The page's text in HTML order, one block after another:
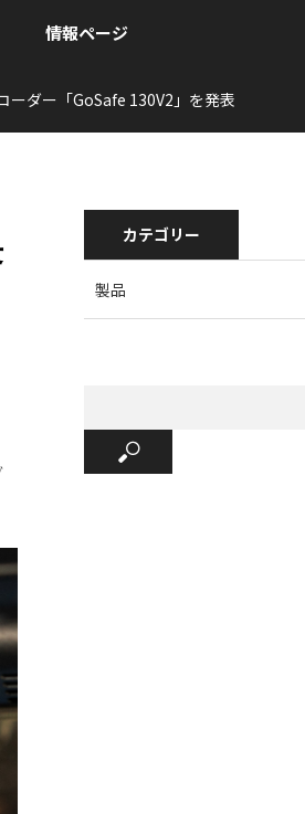
情報ページ
ーダー「GoSafe 130V2」を発表
カテゴリー
製品